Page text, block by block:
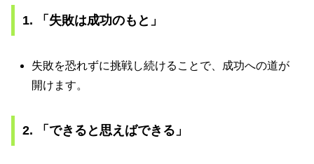
1. 「失敗は成功のもと」
失敗を恐れずに挑戦し続けることで、成功への道が
開けます。
2. 「できると思えばできる」